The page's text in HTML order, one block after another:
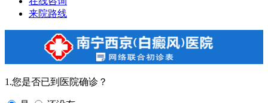
来院路线
1.您是否已到医院确诊？